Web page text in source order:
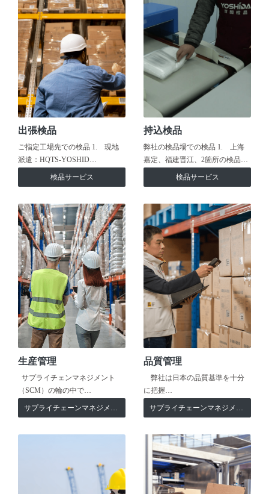
出張検品
ご指定工場先での検品 1. 現地
派遣：HQTS-YOSHID…
検品サービス
持込検品
弊社の検品場での検品 1. 上海
嘉定、福建晋江、2箇所の検品…
検品サービス
生産管理
サプライチェンマネジメント
（SCM）の輪の中で…
サプライチェーンマネジメント
品質管理
弊社は日本の品質基準を十分
に把握…
サプライチェーンマネジメント